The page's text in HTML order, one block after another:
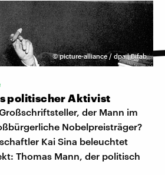
©picture-alliance / dpa | Bifab
politischer Aktivist
der Mann im
Nobelpreisträger?
Kai Sina beleuchtet
Thomas Mann, der politisch